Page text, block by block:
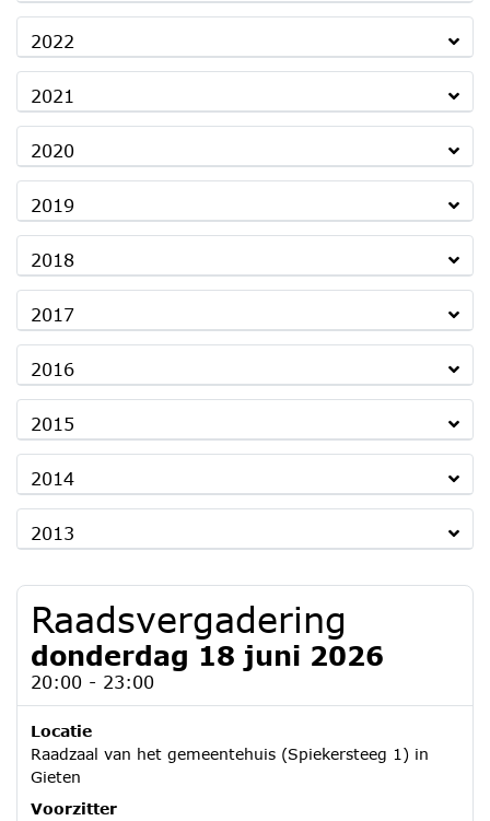
2022
2021
2020
2019
2018
2017
2016
2015
2014
2013
Raadsvergadering
donderdag 18 juni 2026
20:00 - 23:00
Locatie
Raadzaal van het gemeentehuis (Spiekersteeg 1) in
Gieten
Voorzitter